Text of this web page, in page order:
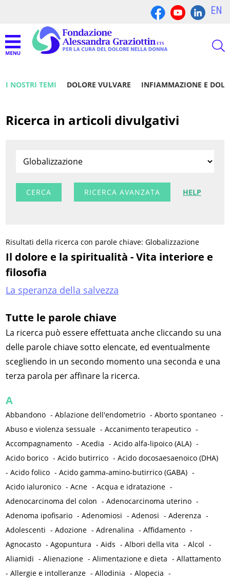
EN
I NOSTRI TEMI DOLORE VULVARE INFIAMMAZIONE E
Ricerca in articoli divulgativi
RICERCA AVANZATA HELP
Risultati della ricerca con parole chiave: Globalizzazione
Il dolore e la spiritualità - Vita interiore e
filosofia
La speranza della salvezza
Tutte le parole chiave
La ricerca può essere effettuata anche cliccando su una
delle parole chiave sotto elencate, ed eventualmente
scegliendo in un secondo momento una seconda e una
terza parola per affinare la ricerca.
A
Abbandono -Ablazione dell'endometrio -Aborto spontaneo -
Abuso e violenza sessuale -Accanimento terapeutico -
Accompagnamento -Acedia -Acido alfa-lipoico (ALA) -
Acido borico -Acido butirrico -Acido docosaesaenoico (DHA)
-Acido folico -Acido gamma-amino-butirrico (GABA) -
Acido ialuronico -Acne -Acqua e idratazione -
Adenocarcinoma del colon -Adenocarcinoma uterino -
Adenoma ipofisario -Adenomiosi -Adenosi -Aderenza -
Adolescenti -Adozione -Adrenalina -Affidamento -
Agnocasto -Agopuntura -Aids -Albori della vita -Alcol -
Aliamidi -Alienazione -Alimentazione e dieta -Allattamento
-Allergie e intolleranze -Allodinia -Alopecia -